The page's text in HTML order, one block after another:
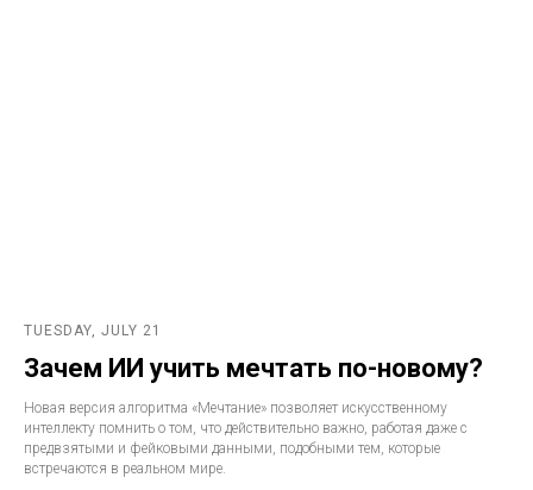
TUESDAY, JULY 21
Зачем ИИ учить мечтать по-новому?
Новая версия алгоритма «Мечтание» позволяет искусственному
интеллекту помнить о том, что действительно важно, работая даже с
предвзятыми и фейковыми данными, подобными тем, которые
встречаются в реальном мире.